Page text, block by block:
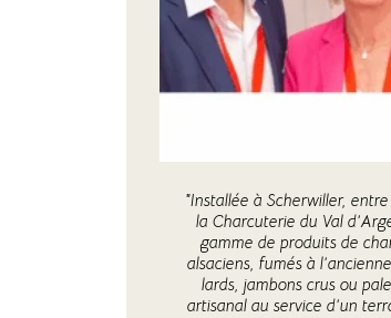
"Installée à Scherwiller,
la Charcuterie du Val
gamme de produits de
alsaciens, fumés à
lards, jambons crus ou
artisanal au service d’un